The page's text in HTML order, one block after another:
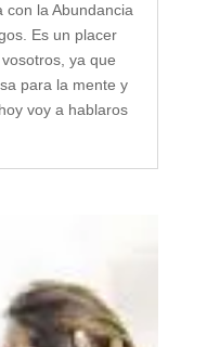
con la Abundancia
Es un placer
ya que
para la mente y
voy a hablaros